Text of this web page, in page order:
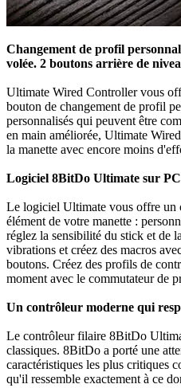
Changement de profil
volée. 2 boutons arrière de
Ultimate Wired Controller vous
bouton de changement de profil
personnalisés qui peuvent être
en main améliorée, Ultimate
la manette avec encore moins
Logiciel 8BitDo Ultimate sur PC
Le logiciel Ultimate vous offre un
élément de votre manette :
réglez la sensibilité du stick et de
vibrations et créez des macros
boutons. Créez des profils de
moment avec le commutateur de
Un contrôleur moderne qui
Le contrôleur filaire 8BitDo
classiques. 8BitDo a porté une
caractéristiques les plus critiques
qu'il ressemble exactement à ce